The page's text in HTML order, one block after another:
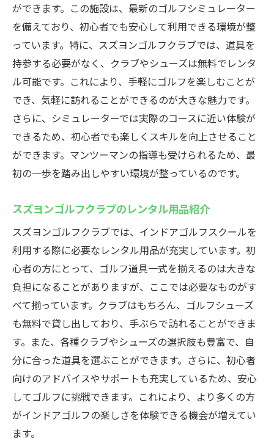
ができます。この施設は、最新のゴルフシミュレーター
を備えており、初心者でも安心して利用できる環境が整
っています。特に、スズヨンゴルフクラブでは、道具を
持参する必要がなく、クラブやシューズは無料でレンタ
ル可能です。これにより、手軽にゴルフを楽しむことが
でき、気軽に訪れることができるのが大きな魅力です。
さらに、シミュレーターでは実際のコースに近い体験が
できるため、初心者でも楽しくスキルを向上させること
ができます。マンツーマンの指導も受けられるため、最
初の一歩を踏み出しやすい環境が整っているのです。
スズヨンゴルフクラブのレンタル用品紹介
スズヨンゴルフクラブでは、インドアゴルフスクールを
利用する際に必要なレンタル用品が充実しています。初
心者の方にとって、ゴルフ道具一式を揃えるのは大きな
負担になることがありますが、ここでは必要なものがす
べて揃っています。クラブはもちろん、ゴルフシューズ
も無料で貸し出しており、手ぶらで訪れることができま
す。また、各種クラブやシューズの選択肢も豊富で、自
分に合った道具を選ぶことができます。さらに、初心者
向けのアドバイスやサポートも充実しているため、安心
してゴルフに挑戦できます。これにより、より多くの方
がインドアゴルフの楽しさを体験できる機会が増えてい
ます。